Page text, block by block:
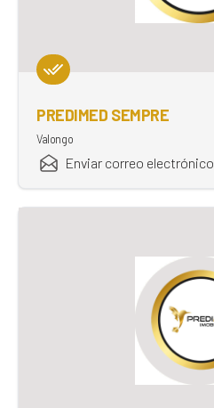
PREDIMED SEMPRE
Valongo
Enviar correo electrónico